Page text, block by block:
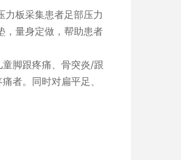
力板采集患者足部压力
，量身定做，帮助患者
脚跟疼痛、骨突炎/跟
者。同时对扁平足